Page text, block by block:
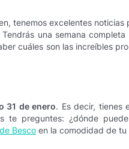
tenemos excelentes noticias
Tendrás una semana
cuáles son las increíbles
31 de enero. Es decir, tienes
te preguntes: ¿dónde
Besco en la comodidad de tu